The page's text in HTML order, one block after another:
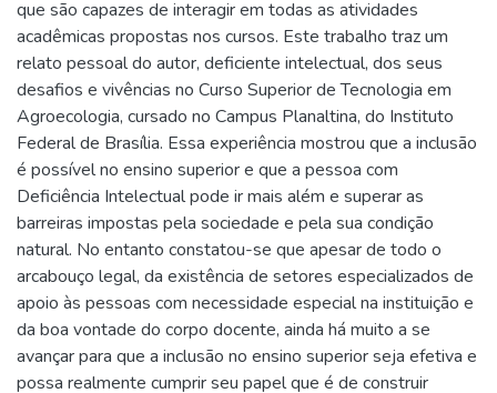
que são capazes de interagir em todas as atividades
acadêmicas propostas nos cursos. Este trabalho traz um
relato pessoal do autor, deficiente intelectual, dos seus
desafios e vivências no Curso Superior de Tecnologia em
Agroecologia, cursado no Campus Planaltina, do Instituto
Federal de Brasília. Essa experiência mostrou que a inclusão
é possível no ensino superior e que a pessoa com
Deficiência Intelectual pode ir mais além e superar as
barreiras impostas pela sociedade e pela sua condição
natural. No entanto constatou-se que apesar de todo o
arcabouço legal, da existência de setores especializados de
apoio às pessoas com necessidade especial na instituição e
da boa vontade do corpo docente, ainda há muito a se
avançar para que a inclusão no ensino superior seja efetiva e
possa realmente cumprir seu papel que é de construir